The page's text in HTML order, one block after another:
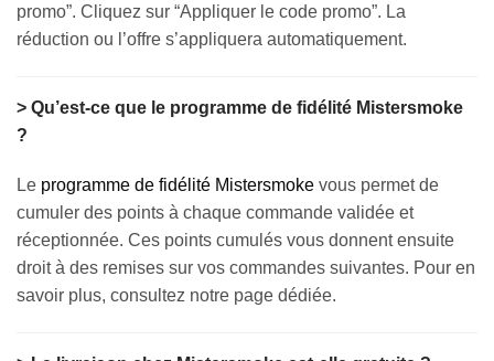
promo”. Cliquez sur “Appliquer le code promo”. La
réduction ou l’offre s’appliquera automatiquement.
> Qu’est-ce que le programme de fidélité Mistersmoke
?
Le programme de fidélité Mistersmoke vous permet de
cumuler des points à chaque commande validée et
réceptionnée. Ces points cumulés vous donnent ensuite
droit à des remises sur vos commandes suivantes. Pour en
savoir plus, consultez notre page dédiée.